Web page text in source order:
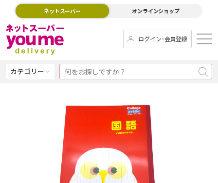
ネットスーパー オンラインショップ
ログイン･会員登録
カテゴリー